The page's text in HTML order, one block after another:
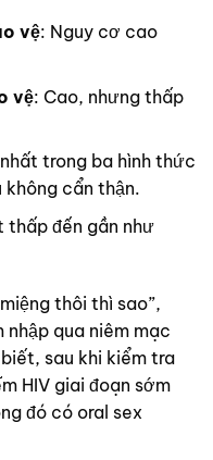
vệ: Nguy cơ cao
vệ: Cao, nhưng thấp
trong ba hình thức
không cẩn thận.
thấp đến gần như
thôi thì sao”,
qua niêm mạc
sau khi kiểm tra
HIV giai đoạn sớm
đó có oral sex